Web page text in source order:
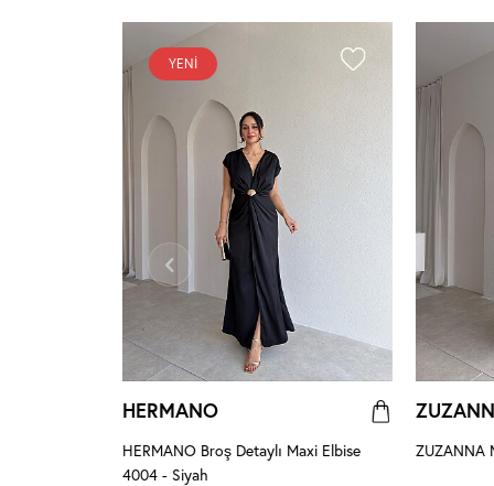
YENI
HERMANO
HERMANO Broş Detaylı Maxi Elbise
4004 - Siyah
ZUZANNA